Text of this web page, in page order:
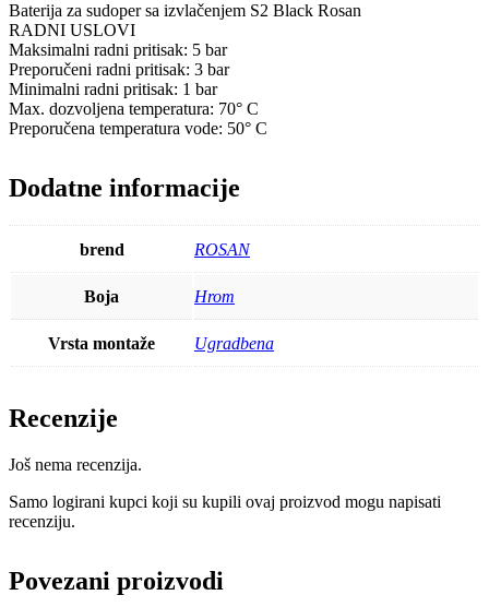
Baterija za sudoper sa izvlačenjem S2 Black Rosan
RADNI USLOVI
Maksimalni radni pritisak: 5 bar
Preporučeni radni pritisak: 3 bar
Minimalni radni pritisak: 1 bar
Max. dozvoljena temperatura: 70° C
Preporučena temperatura vode: 50° C
Dodatne informacije
brend ROSAN
Boja Hrom
Vrsta montaže Ugradbena
Recenzije
Još nema recenzija.
Samo logirani kupci koji su kupili ovaj proizvod mogu napisati
recenziju.
Povezani proizvodi